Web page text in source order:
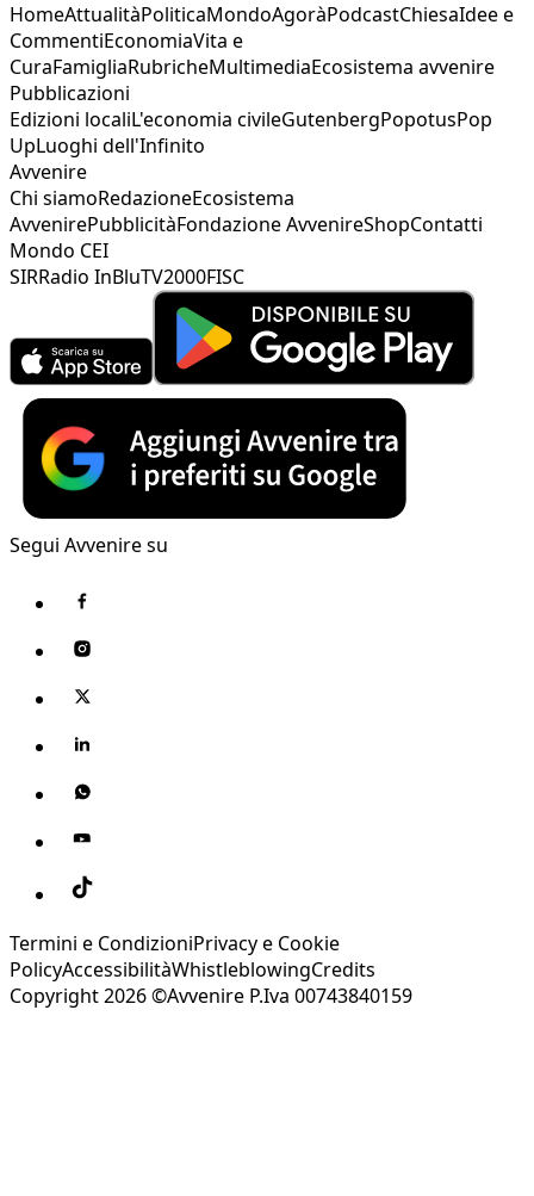
HomeAttualitàPoliticaMondoAgoràPodcastChiesaIdee e
CommentiEconomiaVita e
CuraFamigliaRubricheMultimediaEcosistema avvenire
Pubblicazioni
Edizioni localiL'economia civileGutenbergPopotusPop
UpLuoghi dell'Infinito
Avvenire
Chi siamoRedazioneEcosistema
AvvenirePubblicitàFondazione AvvenireShopContatti
Mondo CEI
SIRRadio InBluTV2000FISC
Segui Avvenire su
Termini e CondizioniPrivacy e Cookie
PolicyAccessibilitàWhistleblowingCredits
Copyright 2026 ©Avvenire P.Iva 00743840159